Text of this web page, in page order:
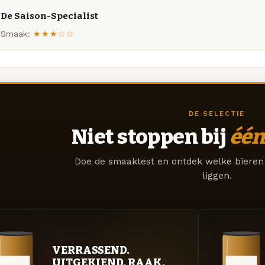
De Saison-Specialist
Smaak: ★★★☆☆
DE SELECTIE
Niet stoppen bij één
Doe de smaaktest en ontdek welke
liggen.
VERRASSEND.
UITGEKIEND. RAAK.